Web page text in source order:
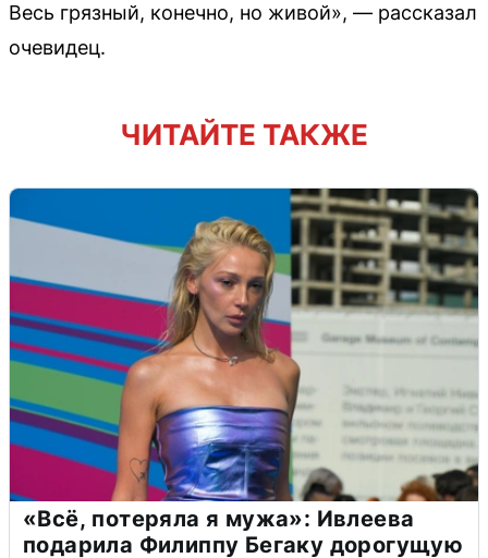
Весь грязный, конечно, но живой», — рассказал
очевидец.
ЧИТАЙТЕ ТАКЖЕ
«Всё, потеряла я мужа»: Ивлеева
подарила Филиппу Бегаку дорогущую